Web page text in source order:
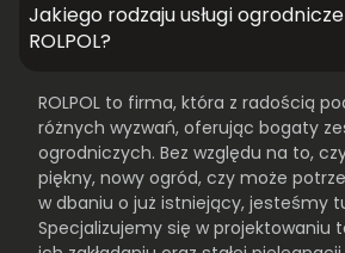
Jakiego rodzaju usługi
ROLPOL?
ROLPOL to firma, która z radością
różnych wyzwań, oferując bogaty
ogrodniczych. Bez względu na to,
piękny, nowy ogród, czy może
w dbaniu o już istniejący, jesteśmy
Specjalizujemy się w projektowaniu